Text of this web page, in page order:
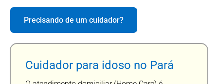
Precisando de um cuidador?
Cuidador para idoso no Pará